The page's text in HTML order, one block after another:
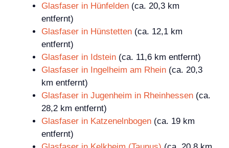
Glasfaser in Hünfelden (ca. 20,3 km
entfernt)
Glasfaser in Hünstetten (ca. 12,1 km
entfernt)
Glasfaser in Idstein (ca. 11,6 km entfernt)
Glasfaser in Ingelheim am Rhein (ca. 20,3
km entfernt)
Glasfaser in Jugenheim in Rheinhessen (ca.
28,2 km entfernt)
Glasfaser in Katzenelnbogen (ca. 19 km
entfernt)